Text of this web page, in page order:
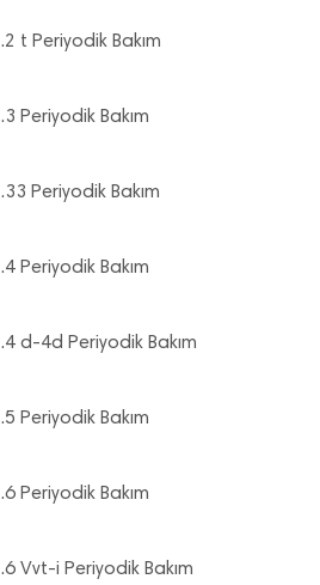
t Periyodik Bakım
Periyodik Bakım
Periyodik Bakım
Periyodik Bakım
d-4d Periyodik Bakım
Periyodik Bakım
Periyodik Bakım
Vvt-i Periyodik Bakım